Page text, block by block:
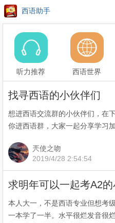
西语助手
听力推荐 西语世界
找寻西语的小伙伴们
想进西语交流群的小伙伴们，在
你进西语群，大家一起分享学习
兲使之吻
2019/4/28 2:54:54
求明年可以一起考A2
本人大一，不是西语专业但想考
一本学了一半。水平很烂发音很